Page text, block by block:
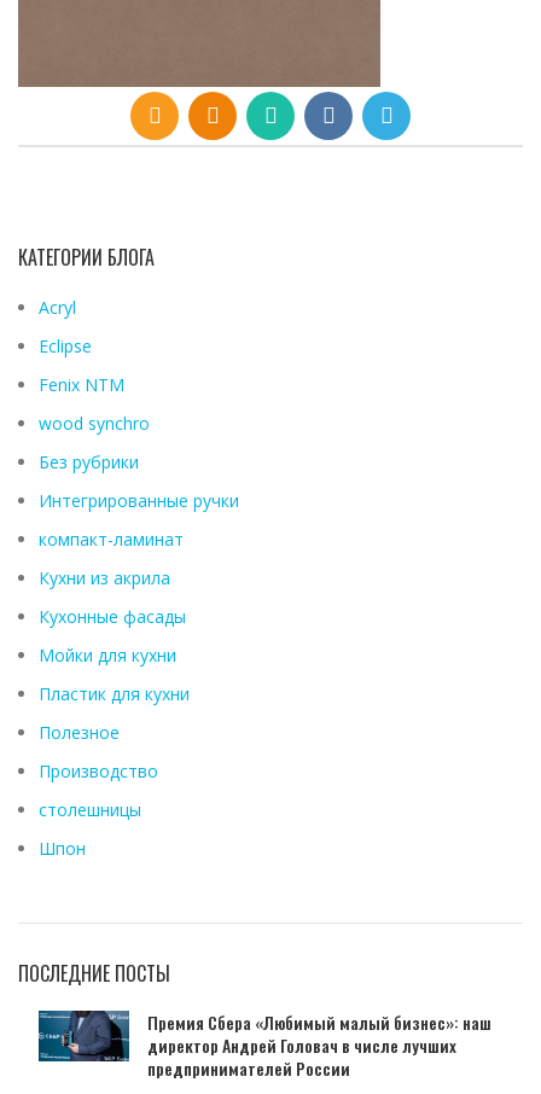
КАТЕГОРИИ БЛОГА
Acryl
Eclipse
Fenix ​​NTM
wood synchro
Без рубрики
Интегрированные ручки
компакт-ламинат
Кухни из акрила
Кухонные фасады
Мойки для кухни
Пластик для кухни
Полезное
Производство
столешницы
Шпон
ПОСЛЕДНИЕ ПОСТЫ
Премия Сбера «Любимый малый бизнес»: наш
директор Андрей Головач в числе лучших
предпринимателей России